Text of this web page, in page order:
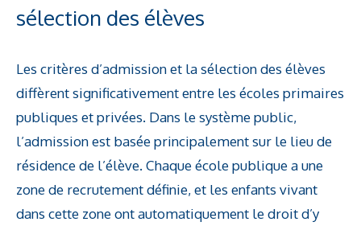
sélection des élèves
Les critères d’admission et la sélection des élèves
diffèrent significativement entre les écoles primaires
publiques et privées. Dans le système public,
l’admission est basée principalement sur le lieu de
résidence de l’élève. Chaque école publique a une
zone de recrutement définie, et les enfants vivant
dans cette zone ont automatiquement le droit d’y